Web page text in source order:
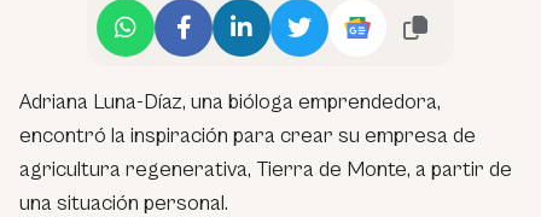
Adriana Luna-Díaz, una bióloga emprendedora,
encontró la inspiración para crear su empresa de
agricultura regenerativa, Tierra de Monte, a partir de
una situación personal.